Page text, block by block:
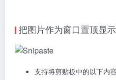
把图片作为窗口置顶显示
支持将剪贴板中的以下内